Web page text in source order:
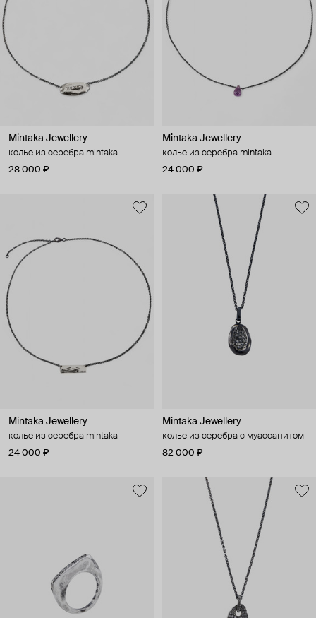
Mintaka Jewellery
колье из серебра mintaka
28 000 ₽
Mintaka Jewellery
колье из серебра mintaka
24 000 ₽
Mintaka Jewellery
колье из серебра mintaka
24 000 ₽
Mintaka Jewellery
колье из серебра с муассанитом
82 000 ₽